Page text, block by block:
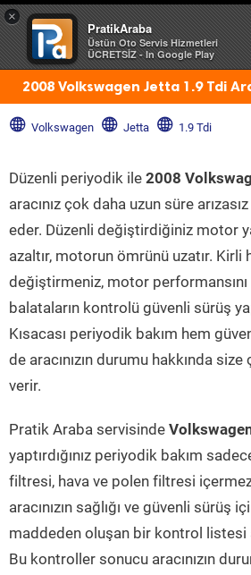
×
PratikAraba
Üstün Oto Servis Hizmetleri
ÜCRETSİZ - In Google Play
2008 Volkswagen Jetta 1.9 Tdi
Volkswagen Jetta 1.9 Tdi
Düzenli periyodik ile 2008
aracınız çok daha uzun süre
eder. Düzenli değiştirdiğiniz motor
azaltır, motorun ömrünü uzatır. Kirli
değiştirmeniz, motor performansını
balataların kontrolü güvenli sürüş
Kısacası periyodik bakım hem
de aracınızın durumu hakkında
verir.
Pratik Araba servisinde
yaptırdığınız periyodik bakım
filtresi, hava ve polen filtresi
aracınızın sağlığı ve güvenli sürüş
maddeden oluşan bir kontrol listesi
Bu kontroller sonucu aracınızın